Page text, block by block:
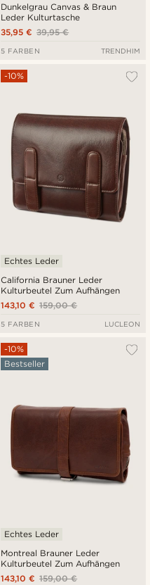
Dunkelgrau Canvas & Braun
Leder Kulturtasche
39,95 €
35,95 €
5 FARBEN TRENDHIM
California Brauner Leder
Kulturbeutel Zum Aufhängen
-10%
Echtes Leder
159,00 €
143,10 €
5 FARBEN LUCLEON
Montreal Brauner Leder
Kulturbeutel Zum Aufhängen
-10%
Bestseller
Echtes Leder
159,00 €
143,10 €